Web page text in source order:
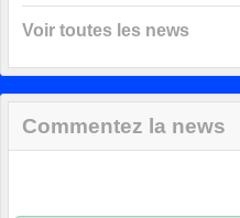
Voir toutes les news
Commentez la news